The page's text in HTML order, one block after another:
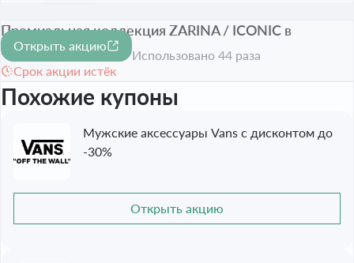
Премиальная коллекция ZARINA / ICONIC в
подборке
Срок акции истёк
Открыть акцию
Использовано 44 раза
Похожие купоны
Мужские аксессуары Vans с дисконтом до
-30%
Открыть акцию